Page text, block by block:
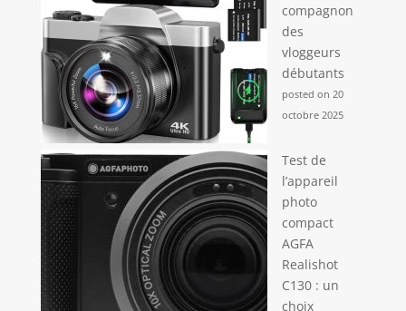
compagnon
des
vloggeurs
débutants
posted on 20
octobre 2025
Test de
l’appareil
photo
compact
AGFA
Realishot
C130 : un
choix